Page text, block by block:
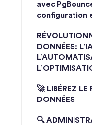
avec
configuration
DONNÉES:
🚀 LIBÉREZ LE
DONNÉES
🔍